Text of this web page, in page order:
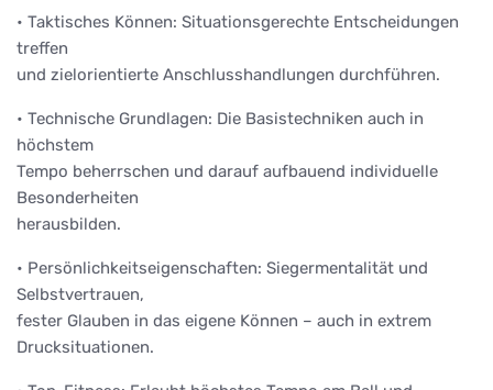
• Taktisches Können: Situationsgerechte Entscheidungen
treffen
und zielorientierte Anschlusshandlungen durchführen.
• Technische Grundlagen: Die Basistechniken auch in
höchstem
Tempo beherrschen und darauf aufbauend individuelle
Besonderheiten
herausbilden.
• Persönlichkeitseigenschaften: Siegermentalität und
Selbstvertrauen,
fester Glauben in das eigene Können – auch in extrem
Drucksituationen.